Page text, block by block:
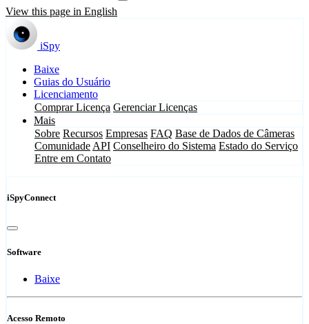
View this page in English
iSpy
Baixe
Guias do Usuário
Licenciamento
Comprar Licença Gerenciar Licenças
Mais
Sobre Recursos Empresas FAQ Base de Dados de Câmeras
Comunidade API Conselheiro do Sistema Estado do Serviço
Entre em Contato
iSpyConnect
Software
Baixe
Acesso Remoto